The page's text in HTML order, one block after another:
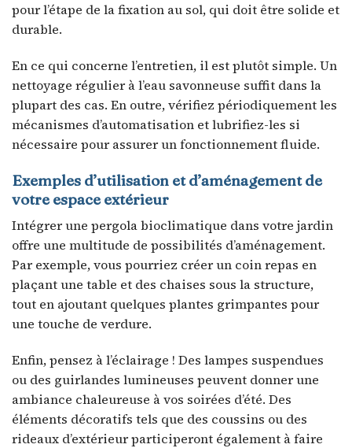
pour l’étape de la fixation au sol, qui doit être solide et
durable.
En ce qui concerne l’entretien, il est plutôt simple. Un
nettoyage régulier à l’eau savonneuse suffit dans la
plupart des cas. En outre, vérifiez périodiquement les
mécanismes d’automatisation et lubrifiez-les si
nécessaire pour assurer un fonctionnement fluide.
Exemples d’utilisation et d’aménagement de
votre espace extérieur
Intégrer une pergola bioclimatique dans votre jardin
offre une multitude de possibilités d’aménagement.
Par exemple, vous pourriez créer un coin repas en
plaçant une table et des chaises sous la structure,
tout en ajoutant quelques plantes grimpantes pour
une touche de verdure.
Enfin, pensez à l’éclairage ! Des lampes suspendues
ou des guirlandes lumineuses peuvent donner une
ambiance chaleureuse à vos soirées d’été. Des
éléments décoratifs tels que des coussins ou des
rideaux d’extérieur participeront également à faire